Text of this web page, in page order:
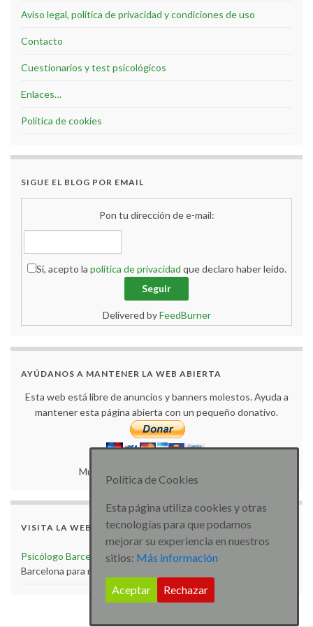
Aviso legal, política de privacidad y condiciones de uso
Contacto
Cuestionarios y test psicológicos
Enlaces…
Política de cookies
SIGUE EL BLOG POR EMAIL
Pon tu dirección de e-mail:
Sí, acepto la política de privacidad que declaro haber leído.
Delivered byFeedBurner
AYÚDANOS A MANTENER LA WEB ABIERTA
Esta web está libre de anuncios y banners molestos. Ayuda a
mantener esta página abierta con un pequeño donativo.
Muchas gracias por tu colaboración.
VISITA LA WEB
Psicólogo BarcelonaVisita la web de Psicólogo especialista
Barcelona para más artículos e información
Política de Cookies
Esta página utiliza cookies y otras
tecnologías para que podamos
mejorar su experiencia en nuestros
sitios: Más información
Aceptar Rechazar